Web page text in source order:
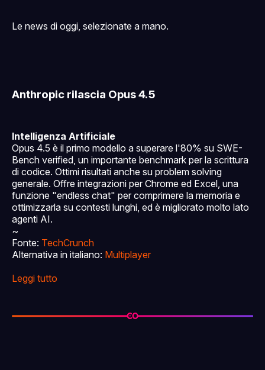
Le news di oggi, selezionate a mano.
Anthropic rilascia Opus 4.5
Intelligenza Artificiale
Opus 4.5 è il primo modello a superare l'80% su SWE-
Bench verified, un importante benchmark per la scrittura
di codice. Ottimi risultati anche su problem solving
generale. Offre integrazioni per Chrome ed Excel, una
funzione "endless chat" per comprimere la memoria e
ottimizzarla su contesti lunghi, ed è migliorato molto lato
agenti AI.
~
Fonte: TechCrunch
Alternativa in italiano: Multiplayer
Leggi tutto